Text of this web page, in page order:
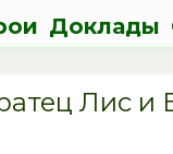
Доклады
Лис и